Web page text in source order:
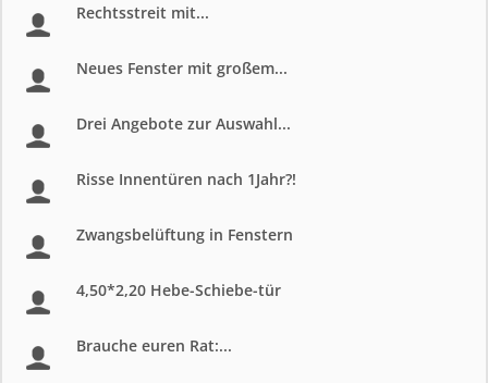
Rechtsstreit mit...
Neues Fenster mit großem...
Drei Angebote zur Auswahl...
Risse Innentüren nach 1Jahr?!
Zwangsbelüftung in Fenstern
4,50*2,20 Hebe-Schiebe-tür
Brauche euren Rat:...